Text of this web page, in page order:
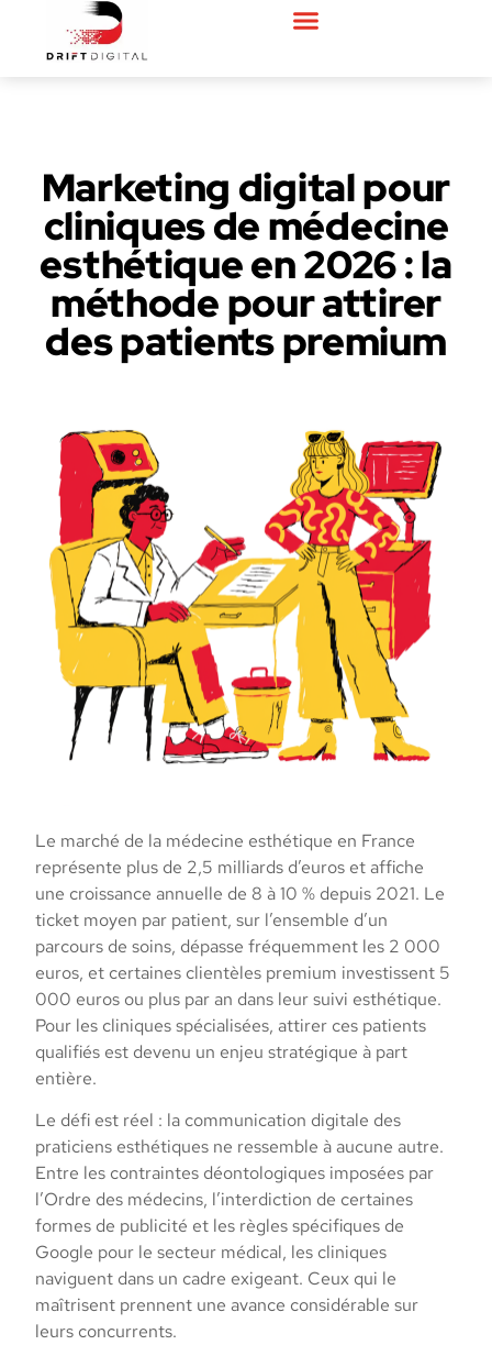
Marketing digital pour
cliniques de médecine
esthétique en 2026 : la
méthode pour attirer
des patients premium
Le marché de la médecine esthétique en France
représente plus de 2,5 milliards d’euros et affiche
une croissance annuelle de 8 à 10 % depuis 2021. Le
ticket moyen par patient, sur l’ensemble d’un
parcours de soins, dépasse fréquemment les 2 000
euros, et certaines clientèles premium investissent 5
000 euros ou plus par an dans leur suivi esthétique.
Pour les cliniques spécialisées, attirer ces patients
qualifiés est devenu un enjeu stratégique à part
entière.
Le défi est réel : la communication digitale des
praticiens esthétiques ne ressemble à aucune autre.
Entre les contraintes déontologiques imposées par
l’Ordre des médecins, l’interdiction de certaines
formes de publicité et les règles spécifiques de
Google pour le secteur médical, les cliniques
naviguent dans un cadre exigeant. Ceux qui le
maîtrisent prennent une avance considérable sur
leurs concurrents.